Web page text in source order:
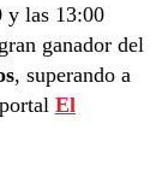
y las 13:00
ganador del
, superando a
El